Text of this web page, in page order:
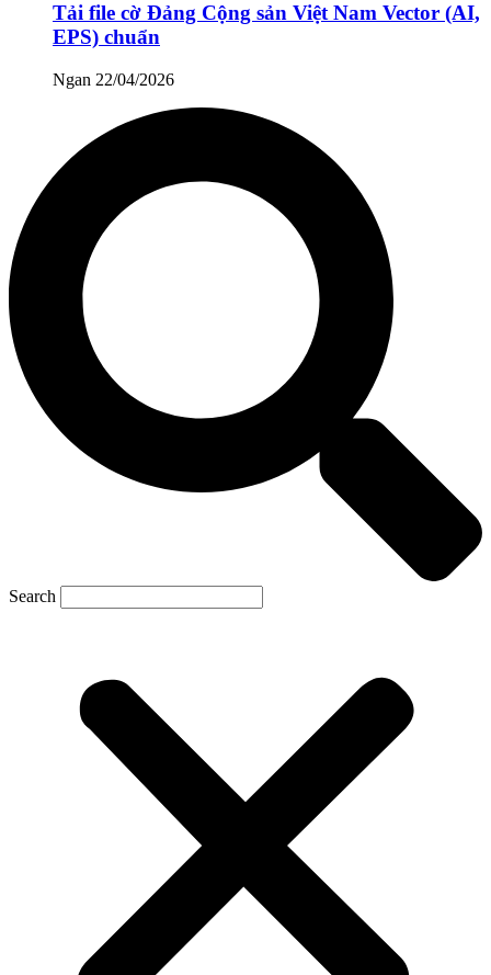
Tải file cờ Đảng Cộng sản Việt Nam Vector (AI,
EPS) chuẩn
Ngan 22/04/2026
Search